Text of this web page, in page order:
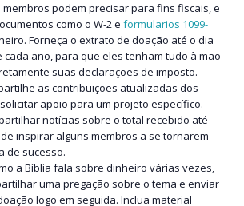
membros podem precisar para fins fiscais, e
como o W-2 eformularios 1099-
Forneça o extrato de doação até o dia
cada ano, para que eles tenham tudo à mão
suas declarações de imposto.
as contribuições atualizadas dos
apoio para um projeto específico.
notícias sobre o total recebido até
inspirar alguns membros a se tornarem
de sucesso.
a Bíblia fala sobre dinheiro várias vezes,
uma pregação sobre o tema e enviar
logo em seguida. Inclua material